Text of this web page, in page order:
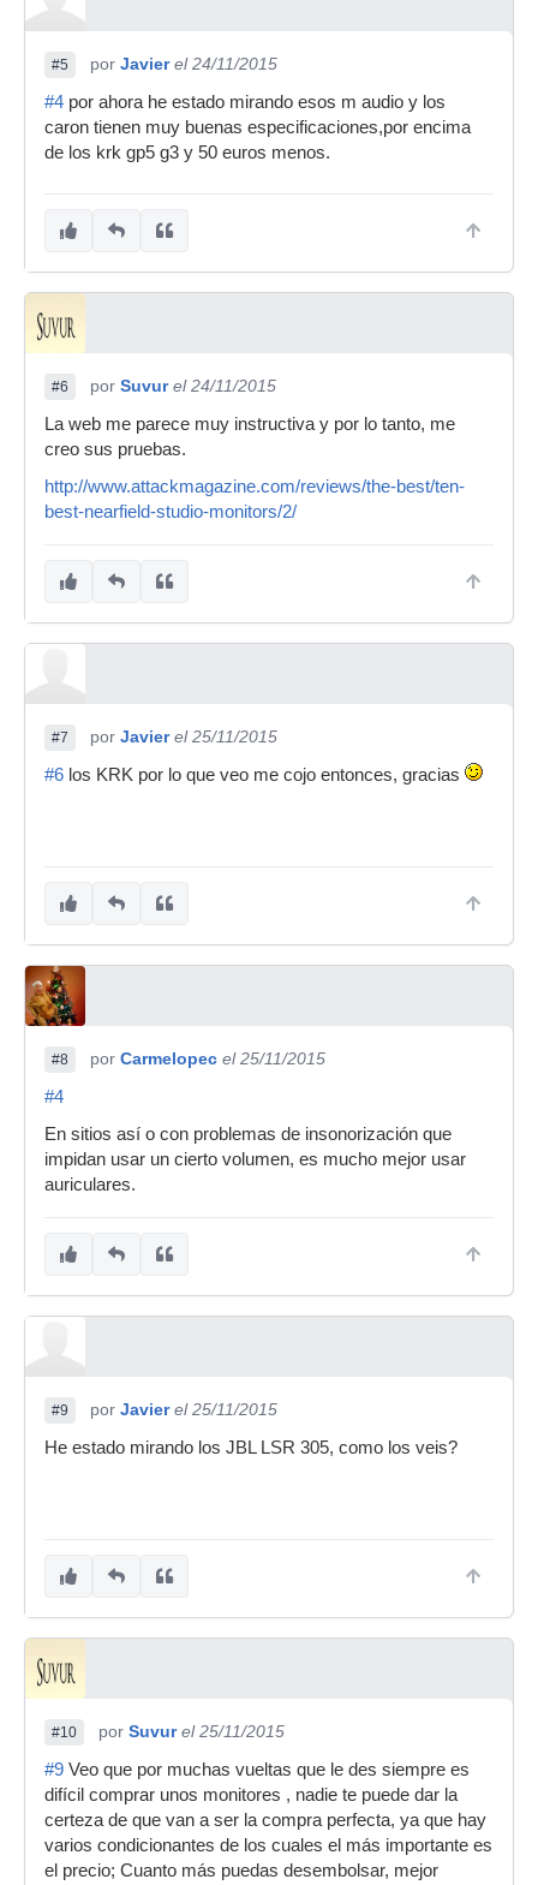
#5 por Javier el 24/11/2015
#4 por ahora he estado mirando esos m audio y los
caron tienen muy buenas especificaciones,por encima
de los krk gp5 g3 y 50 euros menos.
#6 por Suvur el 24/11/2015
La web me parece muy instructiva y por lo tanto, me
creo sus pruebas.
http://www.attackmagazine.com/reviews/the-best/ten-
best-nearfield-studio-monitors/2/
#7 por Javier el 25/11/2015
#6 los KRK por lo que veo me cojo entonces, gracias
#8 por Carmelopec el 25/11/2015
#4
En sitios así o con problemas de insonorización que
impidan usar un cierto volumen, es mucho mejor usar
auriculares.
#9 por Javier el 25/11/2015
He estado mirando los JBL LSR 305, como los veis?
#10 por Suvur el 25/11/2015
#9 Veo que por muchas vueltas que le des siempre es
difícil comprar unos monitores , nadie te puede dar la
certeza de que van a ser la compra perfecta, ya que hay
varios condicionantes de los cuales el más importante es
el precio; Cuanto más puedas desembolsar, mejor